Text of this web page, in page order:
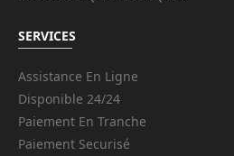
SERVICES
Assistance En Ligne
Disponible 24/24
Paiement En Tranche
Paiement Securisé